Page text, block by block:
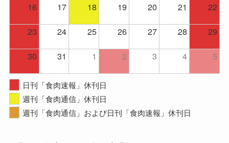
16
17 18 19 20 21
22
23
24 25 26 27 28
29
30
31 1 2 3 4 5
日刊「食肉速報」休刊日
週刊「食肉通信」休刊日
週刊「食肉通信」および日刊「食肉速報」休刊日